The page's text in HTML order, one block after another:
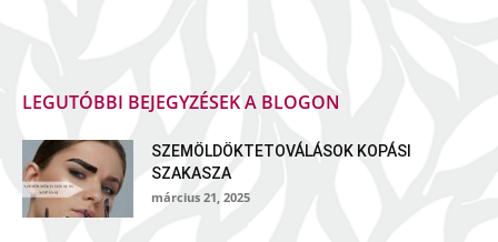
LEGUTÓBBI BEJEGYZÉSEK A BLOGON
SZEMÖLDÖKTETOVÁLÁSOK KOPÁSI
SZAKASZA
március 21, 2025